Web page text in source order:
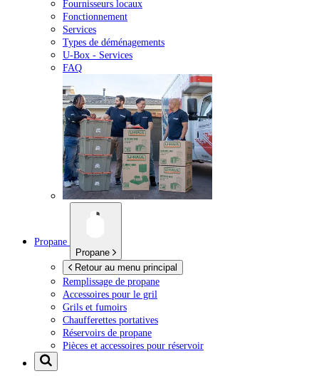
Fournisseurs locaux
Fonctionnement
Services
Types de déménagements
U-Box - Services
FAQ
Propane
Propane
Retour au menu principal
Remplissage de propane
Accessoires pour le gril
Grils et fumoirs
Chaufferettes portatives
Réservoirs de propane
Pièces et accessoires pour réservoir